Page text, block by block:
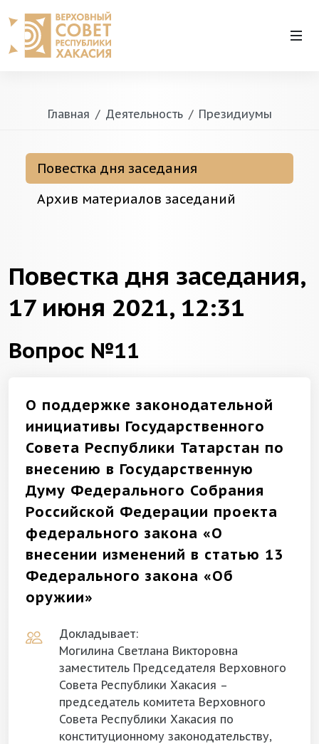
Главная Деятельность Президиумы
Повестка дня заседания
Архив материалов заседаний
Повестка дня заседания,
17 июня 2021, 12:31
Вопрос №11
О поддержке законодательной
инициативы Государственного
Совета Республики Татарстан по
внесению в Государственную
Думу Федерального Собрания
Российской Федерации проекта
федерального закона «О
внесении изменений в статью 13
Федерального закона «Об
оружии»
Докладывает:
Могилина Светлана Викторовна
заместитель Председателя Верховного
Совета Республики Хакасия –
председатель комитета Верховного
Совета Республики Хакасия по
конституционному законодательству,